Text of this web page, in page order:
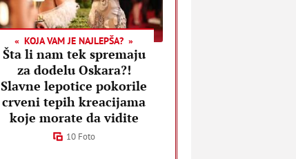
KOJA VAM JE NAJLEPŠA?
Šta li nam tek spremaju
za dodelu Oskara?!
Slavne lepotice pokorile
crveni tepih kreacijama
koje morate da vidite
10 Foto